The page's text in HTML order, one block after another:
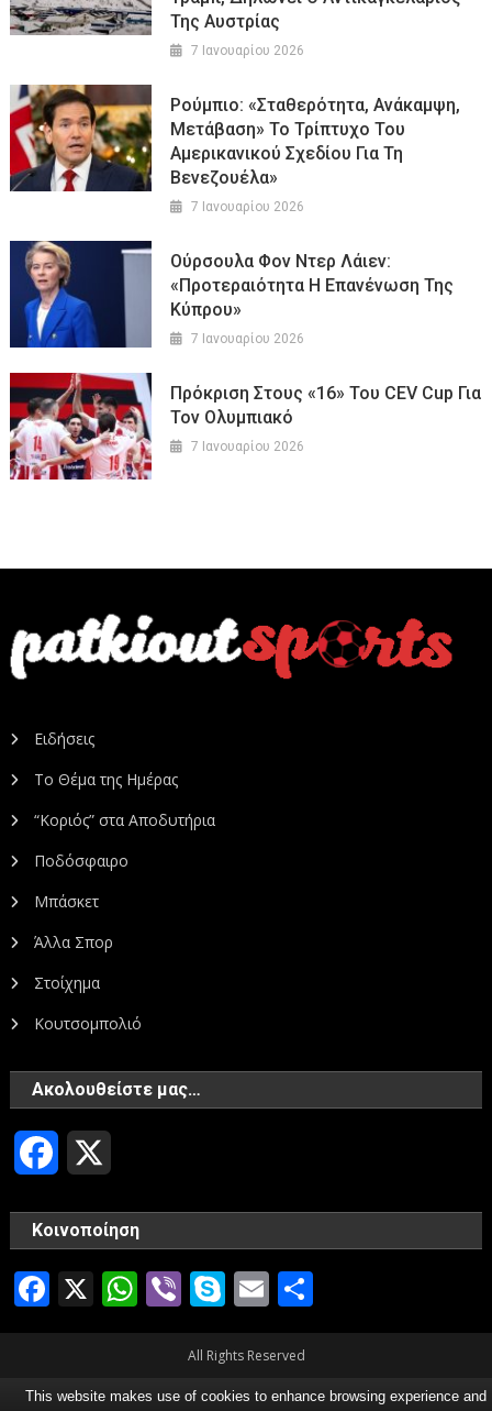
Της Αυστρίας
7 Ιανουαρίου 2026
Ρούμπιο: «Σταθερότητα, Ανάκαμψη,
Μετάβαση» Το Τρίπτυχο Του
Αμερικανικού Σχεδίου Για Τη
Βενεζουέλα»
7 Ιανουαρίου 2026
Ούρσουλα Φον Ντερ Λάιεν:
«Προτεραιότητα Η Επανένωση Της
Κύπρου»
7 Ιανουαρίου 2026
Πρόκριση Στους «16» Του CEV Cup Για
Τον Ολυμπιακό
7 Ιανουαρίου 2026
Ειδήσεις
Το Θέμα της Ημέρας
“Κοριός” στα Αποδυτήρια
Ποδόσφαιρο
Μπάσκετ
Άλλα Σπορ
Στοίχημα
Κουτσομπολιό
Ακολουθείστε μας…
Facebook
Κοινοποίηση
Facebook
X WhatsApp
ViberSkype
Email
All Rights Reserved
This website makes use of cookies to enhance browsing experience and